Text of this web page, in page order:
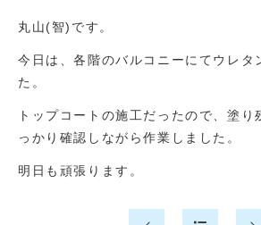
丸山(智)です。
今日は、各階のバルコニーにてウレタ
た。
トップコートの施工だったので、塗り
っかり確認しながら作業しました。
明日も頑張ります。